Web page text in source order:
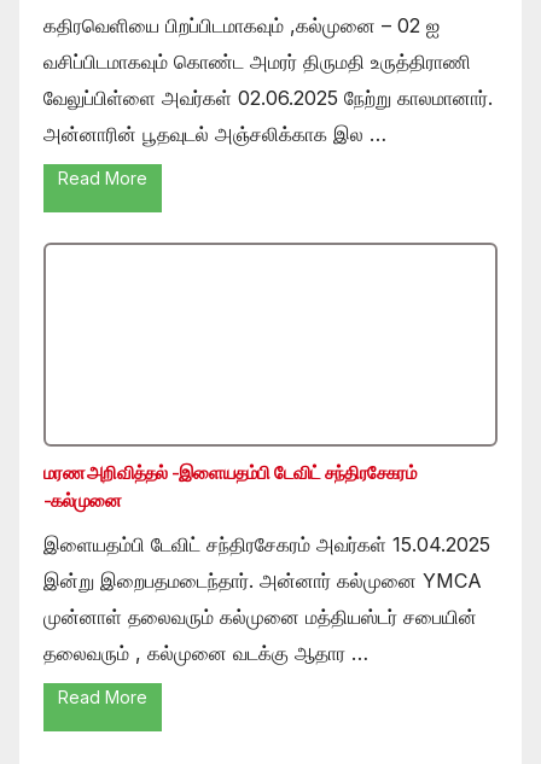
கதிரவெளியை பிறப்பிடமாகவும் ,கல்முனை – 02 ஐ
வசிப்பிடமாகவும் கொண்ட அமரர் திருமதி உருத்திராணி
வேலுப்பிள்ளை அவர்கள் 02.06.2025 நேற்று காலமானார்.
அன்னாரின் பூதவுடல் அஞ்சலிக்காக இல …
Read More
மரண அறிவித்தல் -இளையதம்பி டேவிட் சந்திரசேகரம்
-கல்முனை
இளையதம்பி டேவிட் சந்திரசேகரம் அவர்கள் 15.04.2025
இன்று இறைபதமடைந்தார். அன்னார் கல்முனை YMCA
முன்னாள் தலைவரும் கல்முனை மத்தியஸ்டர் சபையின்
தலைவரும் , கல்முனை வடக்கு ஆதார …
Read More